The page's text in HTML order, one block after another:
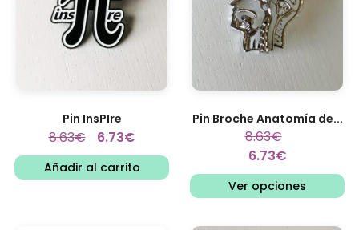
Pin InsPIre
8.63€ 6.73€
Añadir al carrito
Pin Broche Anatomía de...
8.63€
6.73€
Ver opciones